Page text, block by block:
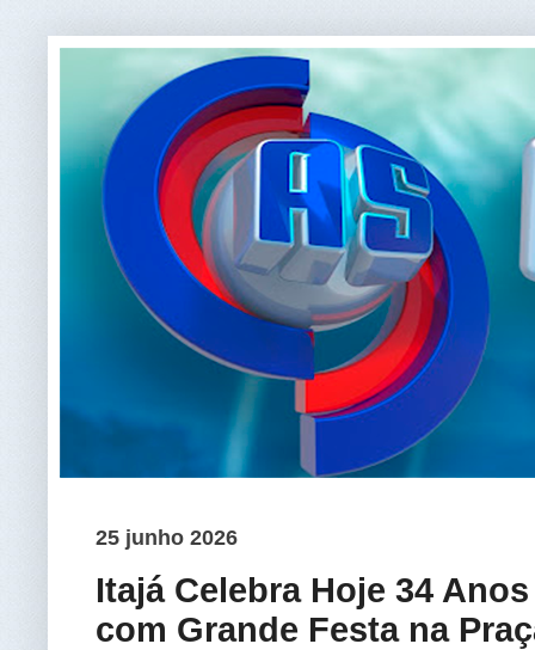
25 junho 2026
Itajá Celebra Hoje 34
com Grande Festa na